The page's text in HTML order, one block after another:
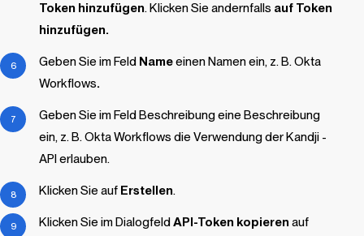
Token hinzufügen. Klicken Sie andernfalls auf Token
hinzufügen.
Geben Sie im Feld Nameeinen Namen ein, z. B.Okta
Workflows.
Geben Sie im Feld Beschreibung eine Beschreibung
ein, z. B.Okta Workflows die Verwendung der Kandji -
API erlauben.
Klicken Sie auf Erstellen.
Klicken Sie im Dialogfeld API-Token kopierenauf